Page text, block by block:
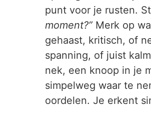
punt voor je rusten.
moment?” Merk op
gehaast, kritisch, of
spanning, of juist
nek, een knoop in je
simpelweg waar te
oordelen. Je erkent